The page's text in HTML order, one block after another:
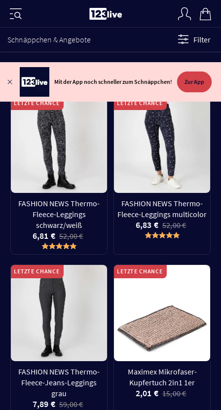
Schnäppchen & Angebote Filter
Mit der App noch schneller zum Schnäppchen! Zur App
LETZTE CHANCE
FASHION NEWS Thermo-
Fleece-Leggings
schwarz/weiß
6,81 € 52,00 €
LETZTE CHANCE
FASHION NEWS Thermo-
Fleece-Leggings multicolor
6,83 € 52,00 €
LETZTE CHANCE
FASHION NEWS Thermo-
Fleece-Jeans-Leggings
grau
7,89 € 59,00 €
LETZTE CHANCE
Maximex Mikrofaser-
Kupfertuch 2in1 1er
2,01 € 15,00 €